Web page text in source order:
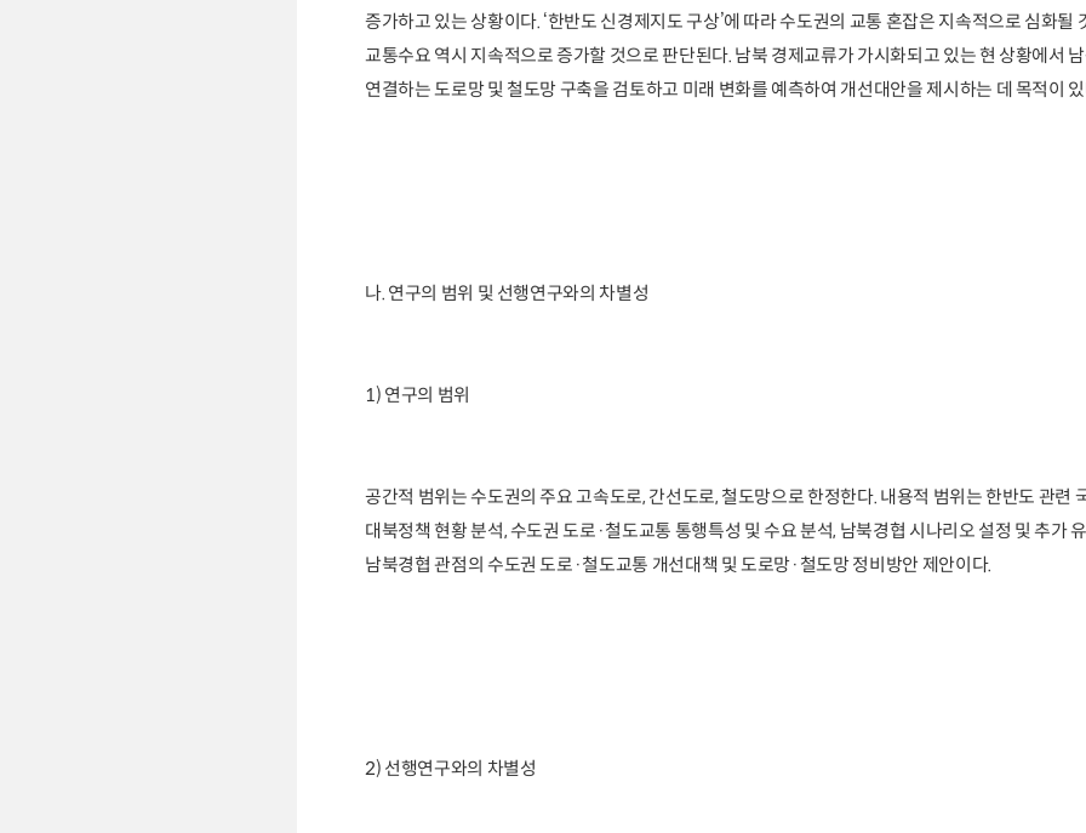
증가하고 있는 상황이다. ‘한반도 신경제지도 구상’에 따라 수도권의 교통 혼잡은 지속적으로 심화될
교통수요 역시 지속적으로 증가할 것으로 판단된다. 남북 경제교류가 가시화되고 있는 현 상황에서
연결하는 도로망 및 철도망 구축을 검토하고 미래 변화를 예측하여 개선대안을 제시하는 데 목적이
나. 연구의 범위 및 선행연구와의 차별성
1) 연구의 범위
공간적 범위는 수도권의 주요 고속도로, 간선도로, 철도망으로 한정한다. 내용적 범위는 한반도 관련
대북정책 현황 분석, 수도권 도로·철도교통 통행특성 및 수요 분석, 남북경협 시나리오 설정 및 추가
남북경협 관점의 수도권 도로·철도교통 개선대책 및 도로망·철도망 정비방안 제안이다.
2) 선행연구와의 차별성